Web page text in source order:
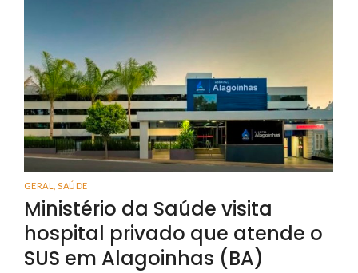
GERAL SAÚDE
Ministério da Saúde visita
hospital privado que atende o
SUS em Alagoinhas (BA)